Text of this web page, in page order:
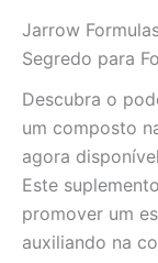
quantidade
Jarrow
Segredo para
Descubra o
um composto
agora
Este
promover um
auxiliando na